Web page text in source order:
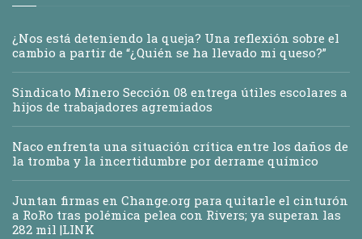
¿Nos está deteniendo la queja? Una reflexión sobre el
cambio a partir de “¿Quién se ha llevado mi queso?”
Sindicato Minero Sección 08 entrega útiles escolares a
hijos de trabajadores agremiados
Naco enfrenta una situación crítica entre los daños de
la tromba y la incertidumbre por derrame químico
Juntan firmas en Change.org para quitarle el cinturón
a RoRo tras polémica pelea con Rivers; ya superan las
282 mil |LINK